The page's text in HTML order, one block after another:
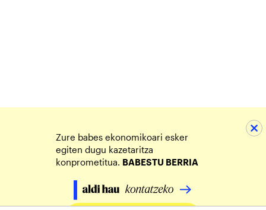
Zure babes ekonomikoari esker
egiten dugu kazetaritza
konprometitua. BABESTU BERRIA